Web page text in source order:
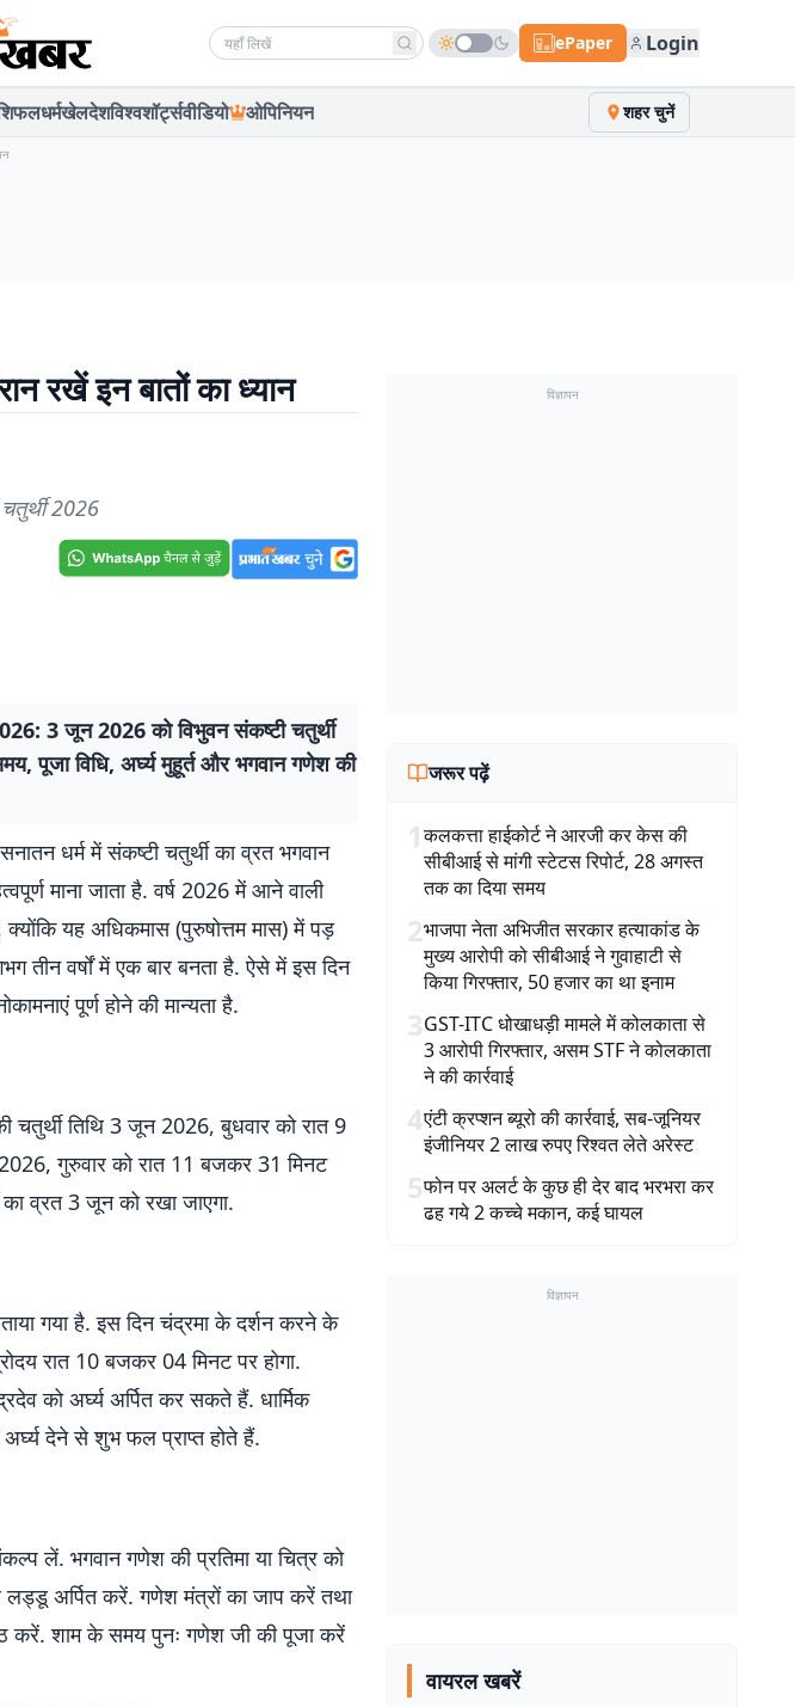
Search news ePaper Login
धर्मखेलदेशविश्वशॉर्ट्सवीडियो ओपिनियन शहर चुनें
रखें इन बातों का ध्यान
2026
जून 2026 को विभुवन संकष्टी चतुर्थी
पूजा विधि, अर्घ्य मुहूर्त और भगवान गणेश की
धर्म में संकष्टी चतुर्थी का व्रत भगवान
माना जाता है. वर्ष 2026 में आने वाली
क्योंकि यह अधिकमास (पुरुषोत्तम मास) में पड़
तीन वर्षों में एक बार बनता है. ऐसे में इस दिन
पूर्ण होने की मान्यता है.
तिथि 3 जून 2026, बुधवार को रात 9
गुरुवार को रात 11 बजकर 31 मिनट
व्रत 3 जून को रखा जाएगा.
गया है. इस दिन चंद्रमा के दर्शन करने के
रात 10 बजकर 04 मिनट पर होगा.
को अर्घ्य अर्पित कर सकते हैं. धार्मिक
देने से शुभ फल प्राप्त होते हैं.
लें. भगवान गणेश की प्रतिमा या चित्र को
लड्डू अर्पित करें. गणेश मंत्रों का जाप करें तथा
करें. शाम के समय पुनः गणेश जी की पूजा करें
विज्ञापन
जरूर पढ़ें
1कलकत्ता हाईकोर्ट ने आरजी कर केस की
सीबीआई से मांगी स्टेटस रिपोर्ट, 28 अगस्त
तक का दिया समय
2भाजपा नेता अभिजीत सरकार हत्याकांड के
मुख्य आरोपी को सीबीआई ने गुवाहाटी से
किया गिरफ्तार, 50 हजार का था इनाम
3GST-ITC धोखाधड़ी मामले में कोलकाता से
3 आरोपी गिरफ्तार, असम STF ने कोलकाता
ने की कार्रवाई
4एंटी क्रप्शन ब्यूरो की कार्रवाई, सब-जूनियर
इंजीनियर 2 लाख रुपए रिश्वत लेते अरेस्ट
5फोन पर अलर्ट के कुछ ही देर बाद भरभरा कर
ढह गये 2 कच्चे मकान, कई घायल
विज्ञापन
वायरल खबरें